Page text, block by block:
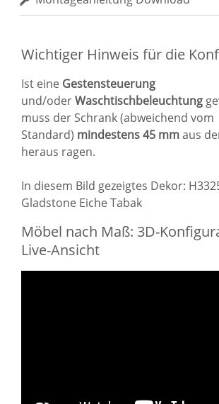
Wichtiger Hinweis für die
Ist eine Gestensteuerung
und/oderWaschtischbeleuchtung
muss der Schrank (abweichend vom
Standard) mindestens 45 mmaus
heraus ragen.
In diesem Bild gezeigtes Dekor:
Gladstone Eiche Tabak
Möbel nach Maß: 3D-
Live-Ansicht